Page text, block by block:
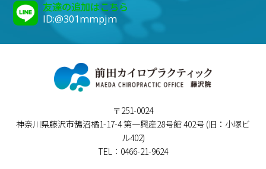
友達の追加はこちら
ID:@301mmpjm
〒251-0024
神奈川県藤沢市鵠沼橘1-17-4 第一興産28号館 402号 (旧：小塚ビ
ル402)
TEL：0466-21-9624